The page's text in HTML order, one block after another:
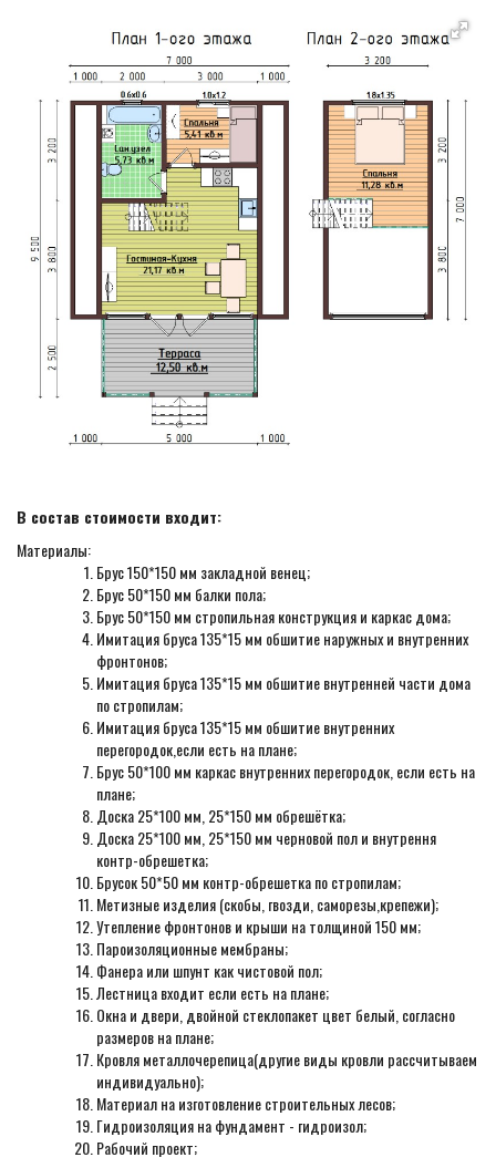
В состав стоимости входит:
Материалы:
Брус 150*150 мм закладной венец;
Брус 50*150 мм балки пола;
Брус 50*150 мм стропильная конструкция и каркас дома;
Имитация бруса 135*15 мм обшитие наружных и внутренних
фронтонов;
Имитация бруса 135*15 мм обшитие внутренней части дома
по стропилам;
Имитация бруса 135*15 мм обшитие внутренних
перегородок,если есть на плане;
Брус 50*100 мм каркас внутренних перегородок, если есть на
плане;
Доска 25*100 мм, 25*150 мм обрешётка;
Доска 25*100 мм, 25*150 мм черновой пол и внутрення
контр-обрешетка;
Брусок 50*50 мм контр-обрешетка по стропилам;
Метизные изделия (скобы, гвозди, саморезы,крепежи);
Утепление фронтонов и крыши на толщиной 150 мм;
Пароизоляционные мембраны;
Фанера или шпунт как чистовой пол;
Лестница входит если есть на плане;
Окна и двери, двойной стеклопакет цвет белый, согласно
размеров на плане;
Кровля металлочерепица(другие виды кровли рассчитываем
индивидуально);
Материал на изготовление строительных лесов;
Гидроизоляция на фундамент - гидроизол;
Рабочий проект;